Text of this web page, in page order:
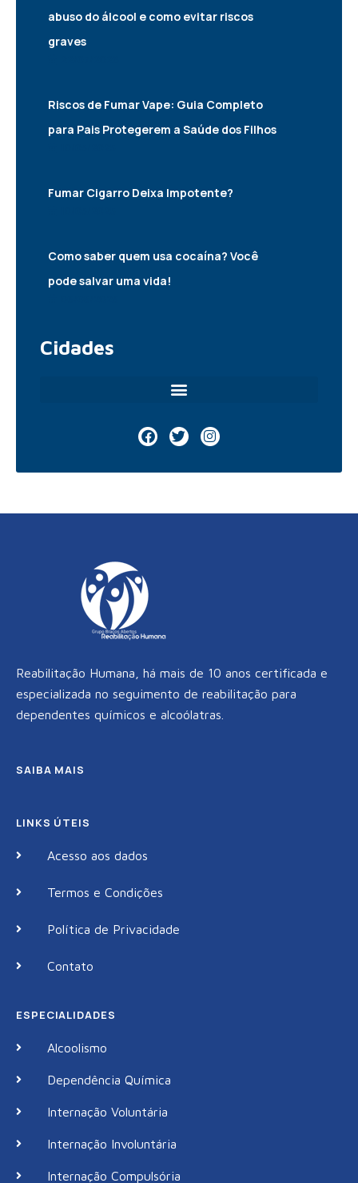
abuso do álcool e como evitar riscos
graves
Riscos de Fumar Vape: Guia Completo
para Pais Protegerem a Saúde dos Filhos
Fumar Cigarro Deixa Impotente?
Como saber quem usa cocaína? Você
pode salvar uma vida!
Cidades
F
a
e
o
T
w
t
r
I
n
t
r
Reabilitação Humana, há mais de 10 anos certificada e
especializada no seguimento de reabilitação para
dependentes químicos e alcoólatras.
SAIBA MAIS
LINKS ÚTEIS
Acesso aos dados
Termos e Condições
Política de Privacidade
Contato
ESPECIALIDADES
Alcoolismo
Dependência Química
Internação Voluntária
Internação Involuntária
Internação Compulsória